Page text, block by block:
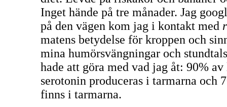
Inget hände på tre månader. Jag
på den vägen kom jag i kontakt med
matens betydelse för kroppen och
mina humörsvängningar och
hade att göra med vad jag åt: 90%
serotonin produceras i tarmarna och
finns i tarmarna.